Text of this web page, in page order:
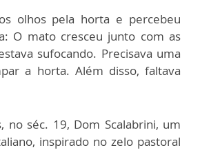
olhos pela horta e percebeu
O mato cresceu junto com as
sufocando. Precisava uma
a horta. Além disso, faltava
no séc. 19, Dom Scalabrini, um
inspirado no zelo pastoral